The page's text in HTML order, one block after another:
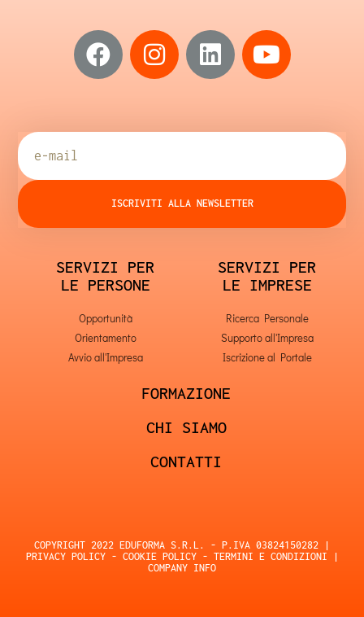
ISCRIVITI ALLA NEWSLETTER
SERVIZI PER
LE PERSONE
Opportunità
Orientamento
Avvio all'Impresa
SERVIZI PER
LE IMPRESE
Ricerca Personale
Supporto all'Impresa
Iscrizione al Portale
FORMAZIONE
CHI SIAMO
CONTATTI
COPYRIGHT 2022 EDUFORMA S.R.L. - P.IVA 03824150282 |
PRIVACY POLICY- COOKIE POLICY- TERMINI E CONDIZIONI |
COMPANY INFO